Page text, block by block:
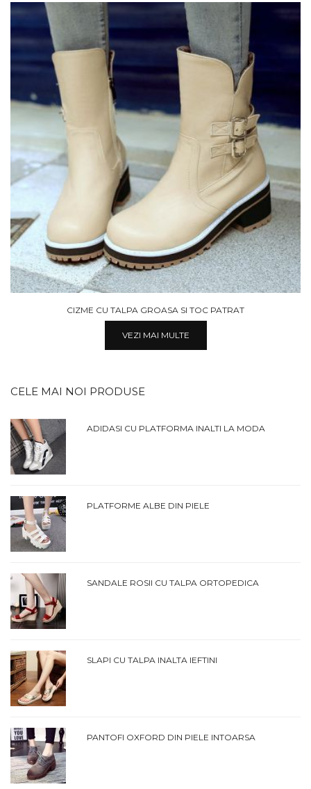
CIZME PIELE NATURALA CU TOC MIC
VEZI MAI MULTE
CELE MAI NOI PRODUSE
ADIDASI CU PLATFORMA INALTI LA MODA
PLATFORME ALBE DIN PIELE
SANDALE ROSII CU TALPA ORTOPEDICA
SLAPI CU TALPA INALTA IEFTINI
PANTOFI OXFORD DIN PIELE INTOARSA